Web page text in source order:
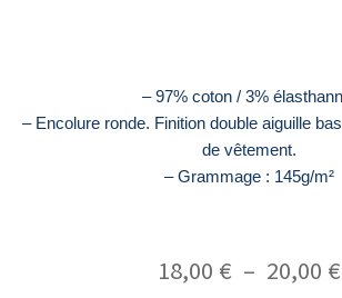
– 97% coton / 3%
– Encolure ronde. Finition double aiguille
de vêtement.
– Grammage : 145g/m²
18,00 € – 20,00 €